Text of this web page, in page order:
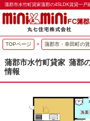
蒲郡市水竹町貸家蒲郡の4SLDK賃貸一
TOPページ > 蒲郡市・幸田町の
蒲郡市水竹町貸家 蒲郡
情報